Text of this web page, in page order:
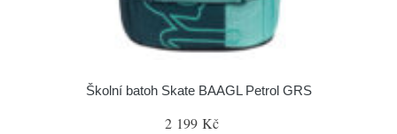
Školní batoh Skate BAAGL Petrol GRS
2 199 Kč